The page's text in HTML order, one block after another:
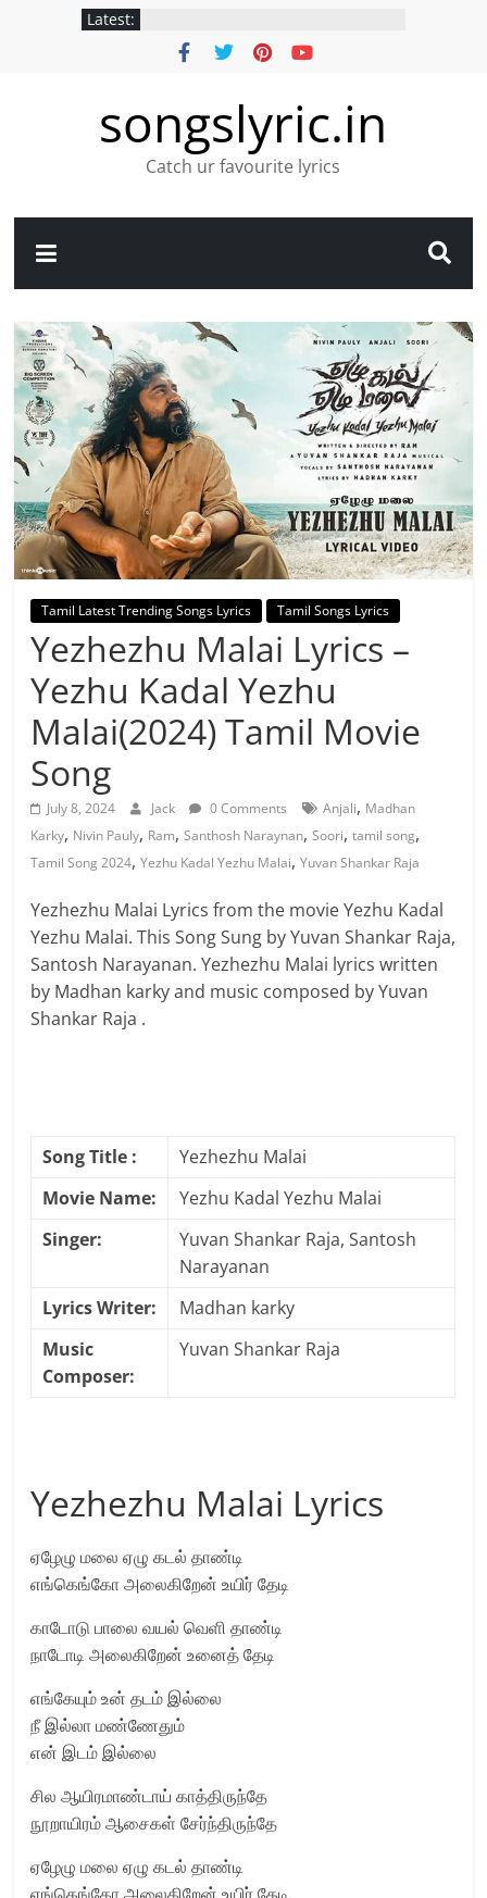
Latest:
songslyric.in
Catch ur favourite lyrics
Tamil Latest Trending Songs Lyrics Tamil Songs Lyrics
Yezhezhu Malai Lyrics –
Yezhu Kadal Yezhu
Malai(2024) Tamil Movie
Song
July 8, 2024 Jack 0 Comments Anjali, Madhan
Karky, Nivin Pauly, Ram,Santhosh Naraynan,Soori,tamil song,
Tamil Song 2024,Yezhu Kadal Yezhu Malai,Yuvan Shankar Raja
Yezhezhu Malai Lyrics from the movie Yezhu Kadal
Yezhu Malai. This Song Sung by Yuvan Shankar Raja,
Santosh Narayanan. Yezhezhu Malai lyrics written
by Madhan karky and music composed by Yuvan
Shankar Raja .
Song Title :
Yezhezhu Malai
Movie Name:
Yezhu Kadal Yezhu Malai
Singer:
Yuvan Shankar Raja, Santosh
Narayanan
Lyrics Writer:
Madhan karky
Music
Composer:
Yuvan Shankar Raja
Yezhezhu Malai Lyrics
ஏழேழு மலை ஏழு கடல் தாண்டி
எங்கெங்கோ அலைகிறேன் உயிர் தேடி
காடோடு பாலை வயல் வெளி தாண்டி
நாடோடி அலைகிறேன் உனைத் தேடி
எங்கேயும் உன் தடம் இல்லை
நீ இல்லா மண்ணேதும்
என் இடம் இல்லை
சில ஆயிரமாண்டாய் காத்திருந்தே
நூறாயிரம் ஆசைகள் சேர்ந்திருந்தே
ஏழேழு மலை ஏழு கடல் தாண்டி